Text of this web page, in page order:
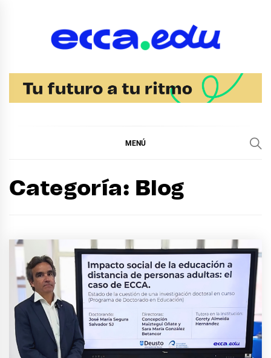
MENÚ
Categoría: Blog